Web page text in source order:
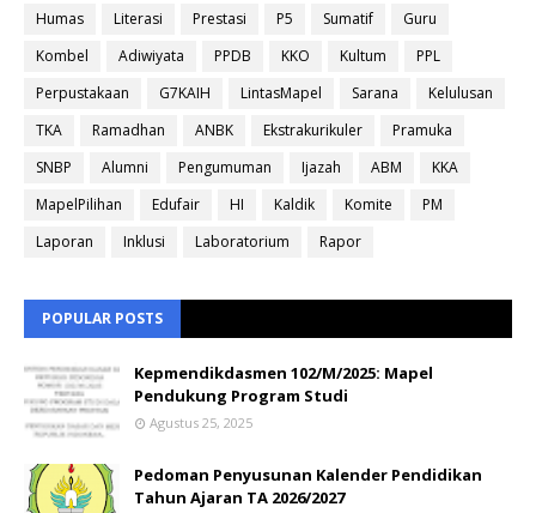
Humas
Literasi Prestasi P5 Sumatif
Guru
Kombel
Adiwiyata PPDB KKO Kultum
PPL
Perpustakaan
G7KAIH LintasMapel Sarana
Kelulusan
TKA
Ramadhan ANBK Ekstrakurikuler
Pramuka
SNBP
Alumni Pengumuman Ijazah ABM
KKA
MapelPilihan
Edufair HI Kaldik Komite
PM
Laporan
Inklusi Laboratorium Rapor
POPULAR POSTS
Kepmendikdasmen 102/M/2025: Mapel
Pendukung Program Studi
Agustus 25, 2025
Pedoman Penyusunan Kalender Pendidikan
Tahun Ajaran TA 2026/2027